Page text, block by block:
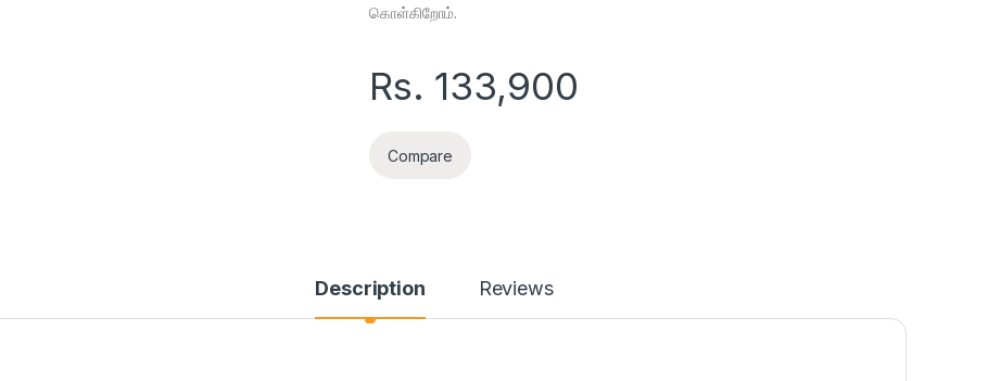
கொள்கிறோம்.
Rs. 133,900
Compare
Description Reviews